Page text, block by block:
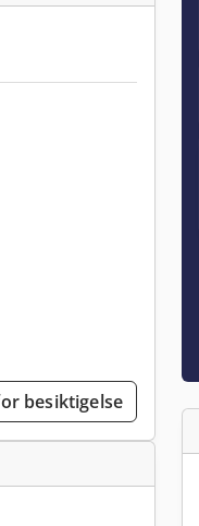
besiktigelse